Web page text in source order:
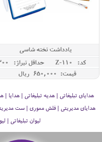
یادداشت تخته شاسی
کد: Z-110
حداقل تيراژ: 300
قیمت: 650,000 ريال
هدایای تبلیغاتی | هدیه تبلیغاتی | هدایا
هدایای مدیریتی | فلش مموری | ست
لیوان تبلیغاتی |